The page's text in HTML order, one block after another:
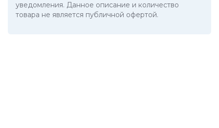
уведомления. Данное описание и количество
товара не является публичной офертой.